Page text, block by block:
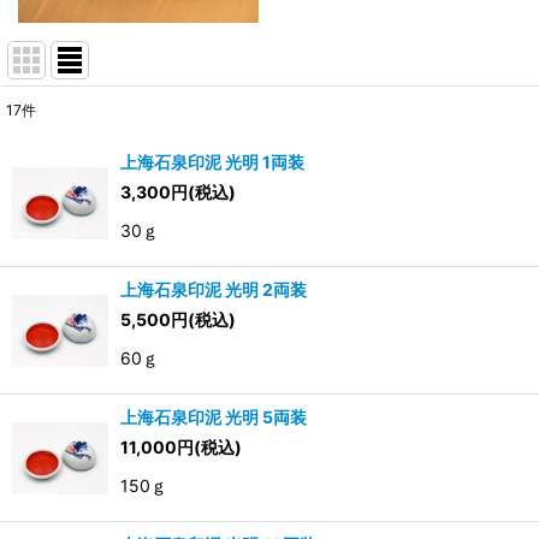
並び順:
17件
上海石泉印泥 光明 1両装
3,300円(税込)
30ｇ
上海石泉印泥 光明 2両装
5,500円(税込)
60ｇ
上海石泉印泥 光明 5両装
11,000円(税込)
150ｇ